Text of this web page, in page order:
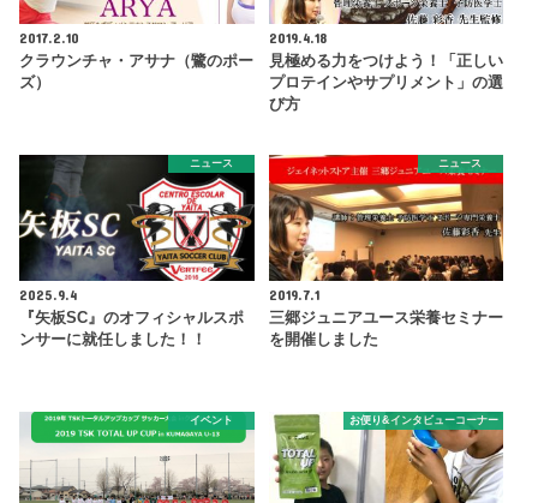
2017.2.10
クラウンチャ・アサナ（鷺のポー
ズ）
2019.4.18
見極める力をつけよう！「正しい
プロテインやサプリメント」の選
び方
ニュース
2025.9.4
『矢板SC』のオフィシャルスポ
ンサーに就任しました！！
ニュース
2019.7.1
三郷ジュニアユース栄養セミナー
を開催しました
イベント お便り&インタビューコーナー